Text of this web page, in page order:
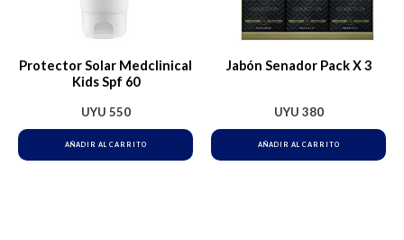
Protector Solar Medclinical
Kids Spf 60
UYU 550
AÑADIR AL CARRITO
Jabón Senador Pack X 3
UYU 380
AÑADIR AL CARRITO